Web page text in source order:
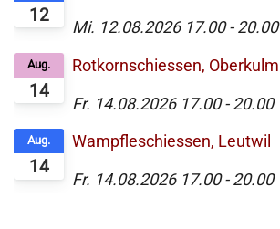
12
Mi. 12.08.2026 17.00 - 20.00
14
Aug.
Rotkornschiessen, Oberkulm
Fr. 14.08.2026 17.00 - 20.00
14
Aug.
Wampfleschiessen, Leutwil
Fr. 14.08.2026 17.00 - 20.00